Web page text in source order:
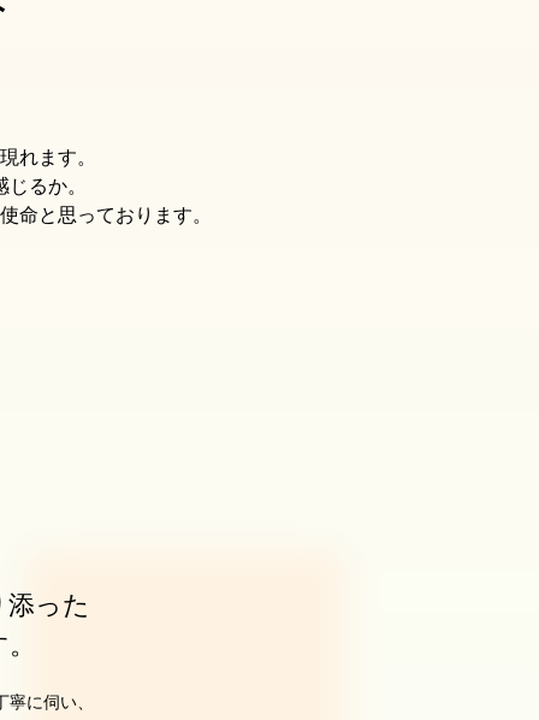
れます。
るか。
命と思っております。
った
に伺い、